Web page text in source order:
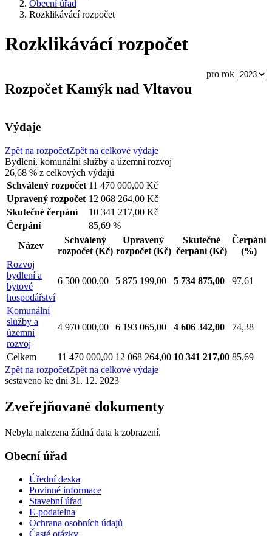
Obecní úřad
Rozklikávácí rozpočet
Rozklikávácí rozpočet
pro rok
Rozpočet Kamýk nad Vltavou
Výdaje
Zpět na rozpočetZpět na celkové výdaje
Bydlení, komunální služby a územní rozvoj
26,68 % z celkových výdajů
Schválený rozpočet 11 470 000,00 Kč
Upravený rozpočet 12 068 264,00 Kč
Skutečné čerpání
10 341 217,00 Kč
Čerpání
85,69 %
Název
Schválený
rozpočet (Kč)
Upravený
rozpočet (Kč)
Skutečné
čerpání(Kč)
Čerpání
(%)
Rozvoj
bydlení a
bytové
hospodářství
6 500 000,00 5 875 199,00 5 734 875,00 97,61
Komunální
služby a
územní
rozvoj
4 970 000,00 6 193 065,00 4 606 342,00 74,38
Celkem 11 470 000,00 12 068 264,00 10 341 217,00 85,69
Zpět na rozpočetZpět na celkové výdaje
sestaveno ke dni 31. 12. 2023
Zveřejňované dokumenty
Nebyla nalezena žádná data k zobrazení.
Obecní úřad
Úřední deska
Povinné informace
Stavební úřad
E-podatelna
Ochrana osobních údajů